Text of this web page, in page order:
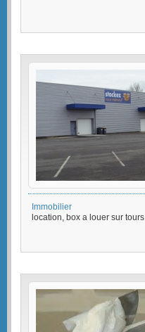
Immobilier
location, box a louer sur tours